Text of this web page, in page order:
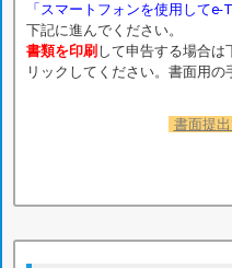
「スマートフォンを使用してe-
下記に進んでください。
書類を印刷 して申告する場合は
リックしてください。書面用の
書面提